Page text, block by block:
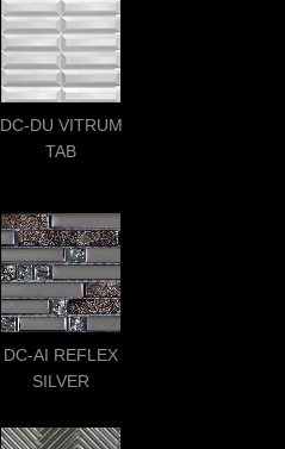
DC-DU VITRUM
TAB
DC-AI REFLEX
SILVER